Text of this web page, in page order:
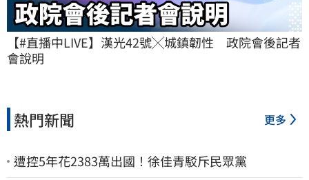
【#直播中LIVE】漢光42號╳城鎮韌性　政院會後記者
會說明
熱門新聞 更多
遭控5年花2383萬出國！徐佳青駁斥民眾黨